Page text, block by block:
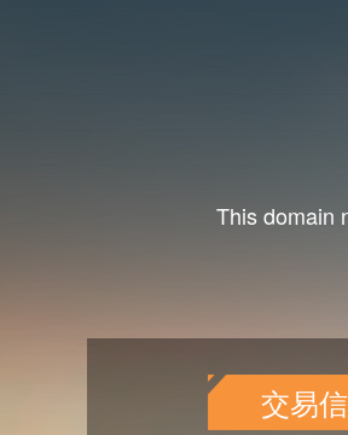
This domain
交易